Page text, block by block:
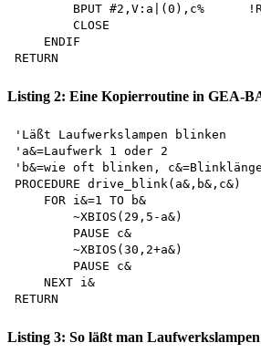
BPUT #2,V:a|(0),c%
        CLOSE
    ENDIF
Listing 2: Eine Kopierroutine in GEA-
'Läßt Laufwerkslampen blinken
'a&=Laufwerk 1 oder 2
'b&=wie oft blinken,
PROCEDURE drive_blink(a&,b&,c&)
    FOR i&=1 TO b&
        ~XBIOS(29,5-a&)
        PAUSE c&
        ~XBIOS(30,2+a&)
        PAUSE c&
    NEXT i&
Listing 3: So läßt man